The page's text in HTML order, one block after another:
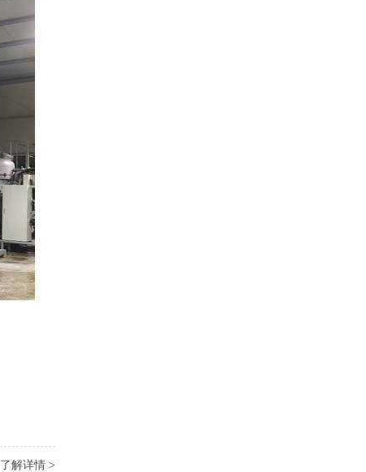
了解详情 >